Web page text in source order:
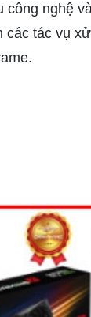
công nghệ
các tác vụ